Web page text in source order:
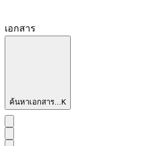
เอกสาร
ค้นหาเอกสาร...K